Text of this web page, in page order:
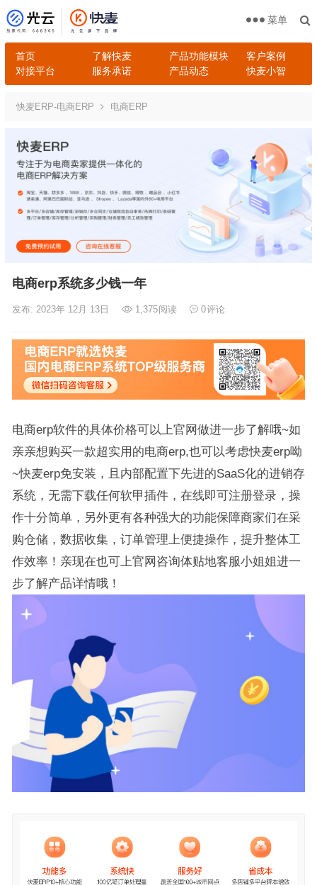
首页 了解快麦 产品功能模块
客户案例
对接平台
服务承诺 产品动态 快麦小智
菜单
快麦ERP-电商ERP 电商ERP
电商erp系统多少钱一年
发布: 2023年 12月 13日 1,375阅读 0评论
电商erp软件的具体价格可以上官网做进一步了解哦~如
亲亲想购买一款超实用的电商erp,也可以考虑快麦erp呦
~快麦erp免安装，且内部配置下先进的SaaS化的进销存
系统，无需下载任何软甲插件，在线即可注册登录，操
作十分简单，另外更有各种强大的功能保障商家们在采
购仓储，数据收集，订单管理上便捷操作，提升整体工
作效率！亲现在也可上官网咨询体贴地客服小姐姐进一
步了解产品详情哦！